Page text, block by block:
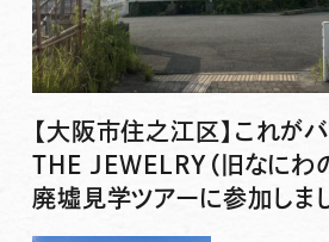
【大阪市住之江区】これが
THE JEWELRY（旧なにわ
廃墟見学ツアーに参加しまし